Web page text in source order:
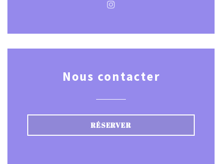
Instagram ((ouvre une
Nous contacter
RÉSERVER